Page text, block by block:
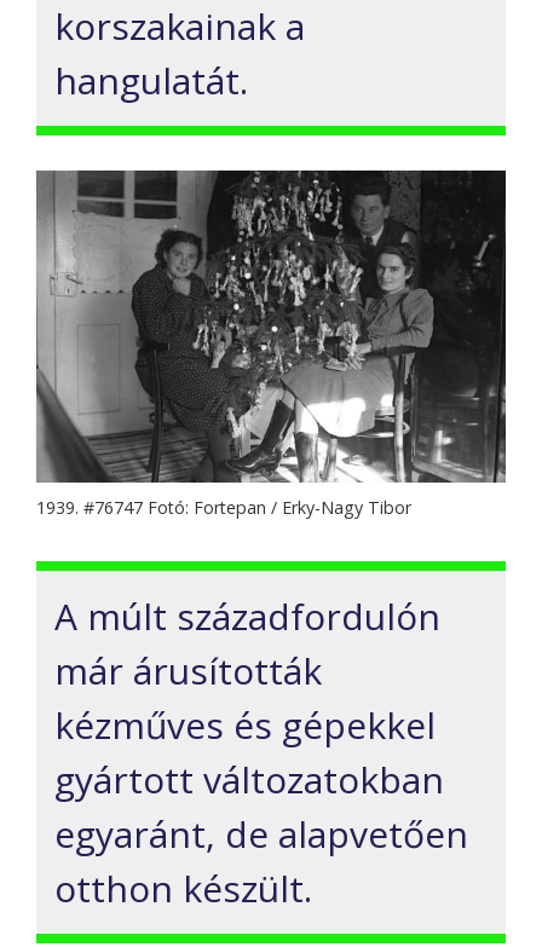
korszakainak a
hangulatát.
1939. #76747 Fotó: Fortepan / Erky-Nagy Tibor
A múlt századfordulón
már árusították
kézműves és gépekkel
gyártott változatokban
egyaránt, de alapvetően
otthon készült.